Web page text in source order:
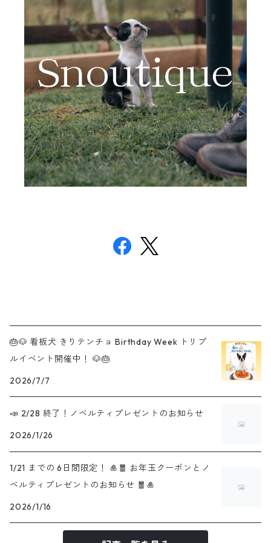
🎂🐶 看板犬 きりテンチョ Birthday Week トリプ
ルイベント開催中！ 🐶🎂
2026/7/7
📣 2/28 終了！ノベルティプレゼントのお知らせ
2026/1/26
1/21 までの 6日間限定！ 🎍🧧 お年玉クーポンとノ
ベルティプレゼントのお知らせ 🧧🎍
2026/1/16